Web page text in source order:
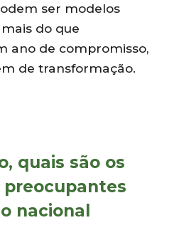
ser modelos
do que
ano de compromisso,
de transformação.
quais são os
preocupantes
nacional